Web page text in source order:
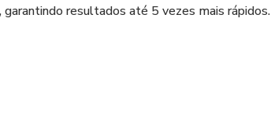
garantindo resultados até 5 vezes mais rápidos.